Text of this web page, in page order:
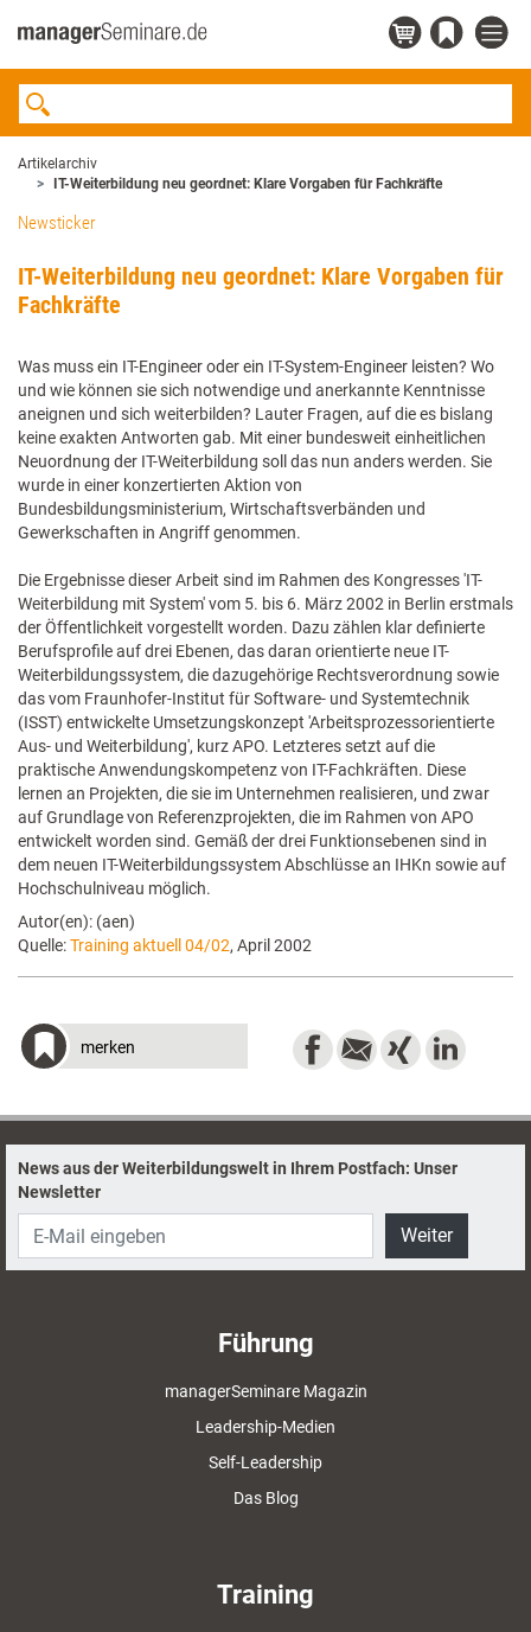
Artikelarchiv
IT-Weiterbildung neu geordnet: Klare Vorgaben für Fachkräfte
Newsticker
IT-Weiterbildung neu geordnet: Klare Vorgaben für
Fachkräfte
Was muss ein IT-Engineer oder ein IT-System-Engineer leisten? Wo
und wie können sie sich notwendige und anerkannte Kenntnisse
aneignen und sich weiterbilden? Lauter Fragen, auf die es bislang
keine exakten Antworten gab. Mit einer bundesweit einheitlichen
Neuordnung der IT-Weiterbildung soll das nun anders werden. Sie
wurde in einer konzertierten Aktion von
Bundesbildungsministerium, Wirtschaftsverbänden und
Gewerkschaften in Angriff genommen.
Die Ergebnisse dieser Arbeit sind im Rahmen des Kongresses 'IT-
Weiterbildung mit System' vom 5. bis 6. März 2002 in Berlin erstmals
der Öffentlichkeit vorgestellt worden. Dazu zählen klar definierte
Berufsprofile auf drei Ebenen, das daran orientierte neue IT-
Weiterbildungssystem, die dazugehörige Rechtsverordnung sowie
das vom Fraunhofer-Institut für Software- und Systemtechnik
(ISST) entwickelte Umsetzungskonzept 'Arbeitsprozessorientierte
Aus- und Weiterbildung', kurz APO. Letzteres setzt auf die
praktische Anwendungskompetenz von IT-Fachkräften. Diese
lernen an Projekten, die sie im Unternehmen realisieren, und zwar
auf Grundlage von Referenzprojekten, die im Rahmen von APO
entwickelt worden sind. Gemäß der drei Funktionsebenen sind in
dem neuen IT-Weiterbildungssystem Abschlüsse an IHKn sowie auf
Hochschulniveau möglich.
Autor(en): (aen)
Quelle:Training aktuell 04/02, April 2002
merken
News aus der Weiterbildungswelt in Ihrem Postfach: Unser
Newsletter
Weiter
Führung
managerSeminare Magazin
Leadership-Medien
Self-Leadership
Das Blog
Training